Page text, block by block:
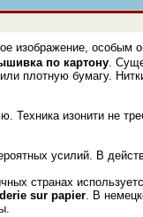
изображение, особым
по картону.
плотную бумагу.
Техника изонити не
усилий. В
странах
sur papier. В